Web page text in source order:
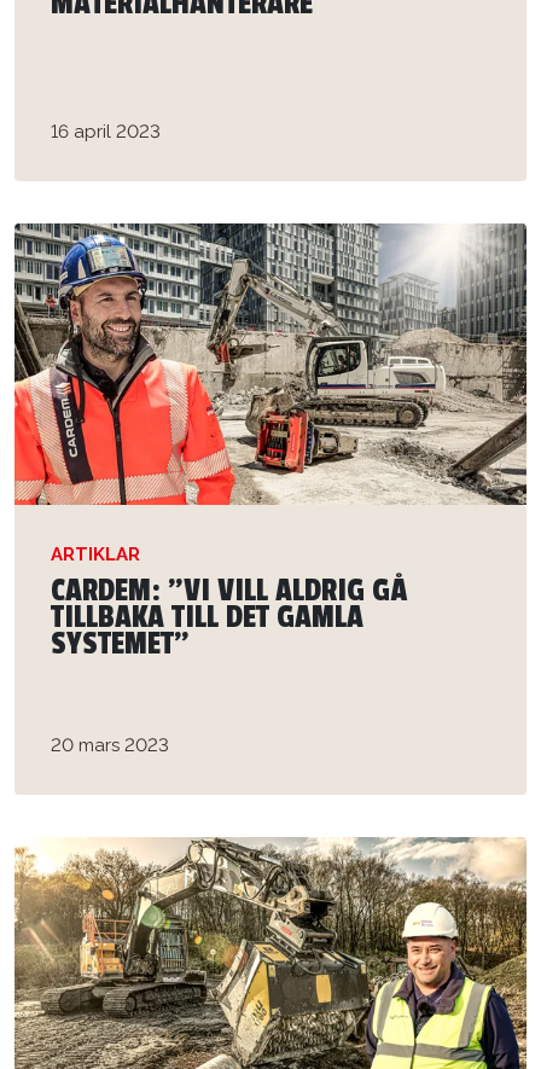
16 april 2023
ARTIKLAR
CARDEM: ”VI VILL ALDRIG GÅ
TILLBAKA TILL DET GAMLA
SYSTEMET”
20 mars 2023